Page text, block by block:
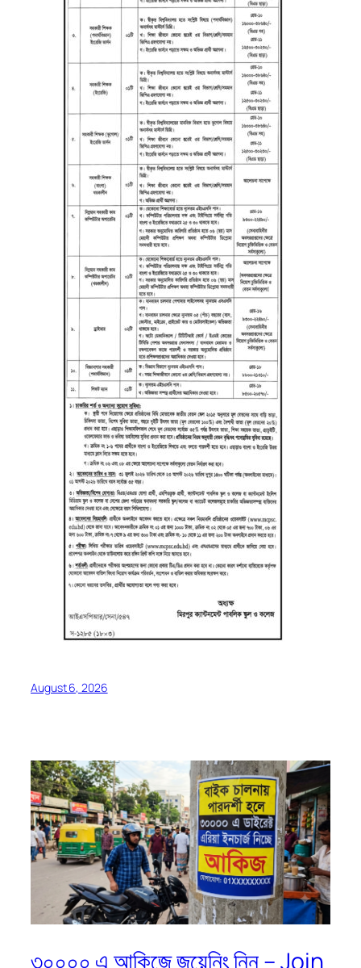
August 6, 2026
৩০০০০ এ আকিজে জয়েনিং নিন – Join